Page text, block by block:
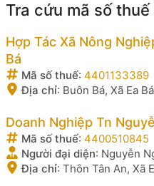
Tra cứu mã số
Hợp Tác Xã Nông
Bá
Mã số thuế: 4401133389
Địa chỉ: Buôn Bá, Xã Ea
Doanh Nghiệp Tn
Mã số thuế: 4400510845
Người đại diện: Nguyễn
Địa chỉ: Thôn Tân An, Xã